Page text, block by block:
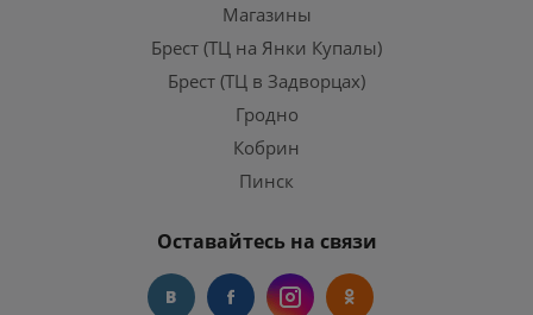
Магазины
Брест (ТЦ на Янки Купалы)
Брест (ТЦ в Задворцах)
Гродно
Кобрин
Пинск
Оставайтесь на связи